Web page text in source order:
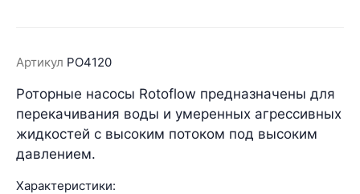
Артикул PO4120
Роторные насосы Rotoflow предназначены для
перекачивания воды и умеренных агрессивных
жидкостей с высоким потоком под высоким
давлением.
Характеристики: